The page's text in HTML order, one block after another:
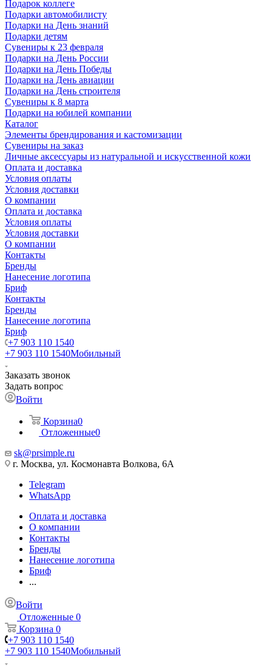
Подарок коллеге
Подарки автомобилисту
Подарки на День знаний
Подарки детям
Сувениры к 23 февраля
Подарки на День России
Подарки на День Победы
Подарки на День авиации
Подарки на День строителя
Сувениры к 8 марта
Подарки на юбилей компании
Каталог
Элементы брендирования и кастомизации
Сувениры на заказ
Личные аксессуары из натуральной и искусственной кожи
Оплата и доставка
Условия оплаты
Условия доставки
О компании
Оплата и доставка
Условия оплаты
Условия доставки
О компании
Контакты
Бренды
Нанесение логотипа
Бриф
Контакты
Бренды
Нанесение логотипа
Бриф
+7 903 110 1540
+7 903 110 1540Мобильный
Заказать звонок
Задать вопрос
Войти
Корзина0
Отложенные0
sk@prsimple.ru
г. Москва, ул. Космонавта Волкова, 6А
Telegram
WhatsApp
Оплата и доставка
О компании
Контакты
Бренды
Нанесение логотипа
Бриф
...
Войти
Отложенные 0
Корзина 0
+7 903 110 1540
+7 903 110 1540Мобильный